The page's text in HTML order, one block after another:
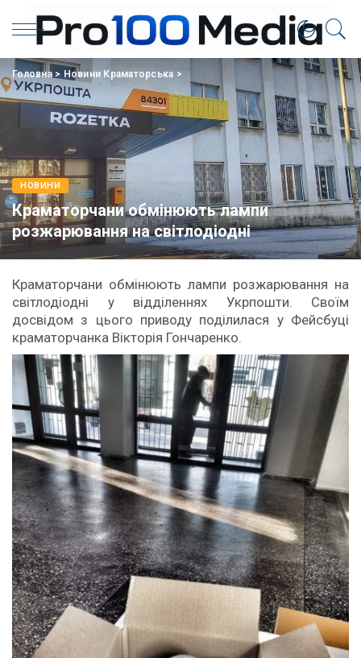
Головна> Новини Краматорська >
НОВИНИ
Краматорчани обмінюють лампи
розжарювання на світлодіодні
Краматорчани обмінюють лампи розжарювання на
світлодіодні у відділеннях Укрпошти. Своїм
досвідом з цього приводу поділилася у Фейсбуці
краматорчанка Вікторія Гончаренко.